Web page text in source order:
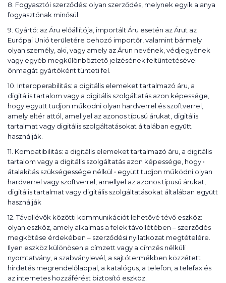
8. Fogyasztói szerződés: olyan szerződés, melynek egyik alanya
fogyasztónak minősül.
9. Gyártó: az Áru előállítója, importált Áru esetén az Árut az
Európai Unió területére behozó importőr, valamint bármely
olyan személy, aki, vagy amely az Árun nevének, védjegyének
vagy egyéb megkülönböztető jelzésének feltüntetésével
önmagát gyártóként tünteti fel.
10. Interoperabilitás: a digitális elemeket tartalmazó áru, a
digitális tartalom vagy a digitális szolgáltatás azon képessége,
hogy együtt tudjon működni olyan hardverrel és szoftverrel,
amely eltér attól, amellyel az azonos típusú árukat, digitális
tartalmat vagy digitális szolgáltatásokat általában együtt
használják.
11. Kompatibilitás: a digitális elemeket tartalmazó áru, a digitális
tartalom vagy a digitális szolgáltatás azon képessége, hogy •
átalakítás szükségessége nélkül • együtt tudjon működni olyan
hardverrel vagy szoftverrel, amellyel az azonos típusú árukat,
digitális tartalmat vagy digitális szolgáltatásokat általában együtt
használják
12. Távollévők közötti kommunikációt lehetővé tévő eszköz:
olyan eszköz, amely alkalmas a felek távollétében – szerződés
megkötése érdekében – szerződési nyilatkozat megtételére.
Ilyen eszköz különösen a címzett vagy a címzés nélküli
nyomtatvány, a szabványlevél, a sajtótermékben közzétett
hirdetés megrendelőlappal, a katalógus, a telefon, a telefax és
az internetes hozzáférést biztosító eszköz.